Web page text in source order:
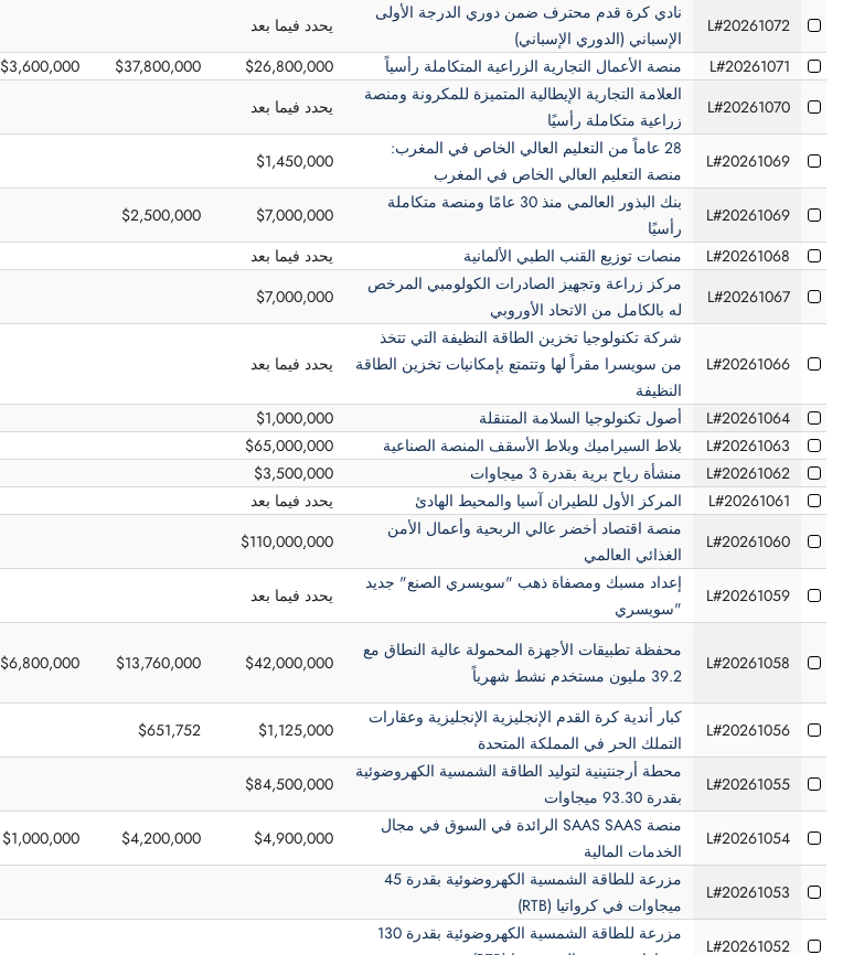
L#20261072
نادي كرة قدم محترف ضمن دوري الدرجة الأولى
الإسباني (الدوري الإسباني)
يحدد فيما بعد
L#20261071
منصة الأعمال التجارية الزراعية المتكاملة رأسياً $26,800,000
$37,800,000
$3,600,000
L#20261070
العلامة التجارية الإيطالية المتميزة للمكرونة ومنصة
زراعية متكاملة رأسيًا
يحدد فيما بعد
L#20261069
28 عاماً من التعليم العالي الخاص في المغرب:
منصة التعليم العالي الخاص في المغرب
$1,450,000
L#20261069
بنك البذور العالمي منذ 30 عامًا ومنصة متكاملة
رأسيًا
$7,000,000
$2,500,000
L#20261068
منصات توزيع القنب الطبي الألمانية يحدد فيما بعد
L#20261067
مركز زراعة وتجهيز الصادرات الكولومبي المرخص
له بالكامل من الاتحاد الأوروبي
$7,000,000
L#20261066
شركة تكنولوجيا تخزين الطاقة النظيفة التي تتخذ
من سويسرا مقراً لها وتتمتع بإمكانيات تخزين الطاقة
النظيفة
يحدد فيما بعد
L#20261064 أصول تكنولوجيا السلامة المتنقلة $1,000,000
L#20261063
بلاط السيراميك وبلاط الأسقف المنصة الصناعية $65,000,000
L#20261062
منشأة رياح برية بقدرة 3 ميجاوات $3,500,000
L#20261061
المركز الأول للطيران آسيا والمحيط الهادئ يحدد فيما بعد
L#20261060
منصة اقتصاد أخضر عالي الربحية وأعمال الأمن
الغذائي العالمي
$110,000,000
L#20261059
إعداد مسبك ومصفاة ذهب "سويسري الصنع" جديد
"سويسري
يحدد فيما بعد
L#20261058
محفظة تطبيقات الأجهزة المحمولة عالية النطاق مع
39.2 مليون مستخدم نشط شهرياً
$42,000,000
$13,760,000
$6,800,000
L#20261056
كبار أندية كرة القدم الإنجليزية الإنجليزية وعقارات
التملك الحر في المملكة المتحدة
$1,125,000
$651,752
L#20261055
محطة أرجنتينية لتوليد الطاقة الشمسية الكهروضوئية
بقدرة 93.30 ميجاوات
$84,500,000
L#20261054
منصة SAAS SAAS الرائدة في السوق في مجال
الخدمات المالية
$4,900,000
$4,200,000
$1,000,000
L#20261053
مزرعة للطاقة الشمسية الكهروضوئية بقدرة 45
ميجاوات في كرواتيا (RTB)
L#20261052
مزرعة للطاقة الشمسية الكهروضوئية بقدرة 130